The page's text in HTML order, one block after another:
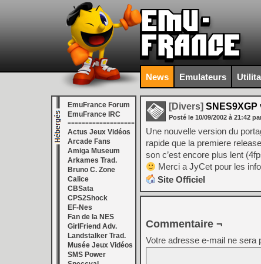
News Emulateurs
EmuFrance Forum
EmuFrance IRC
===================
Actus Jeux Vidéos
Arcade Fans
Amiga Museum
Arkames Trad.
Bruno C. Zone
Calice
CBSata
CPS2Shock
EF-Nes
Fan de la NES
GirlFriend Adv.
Landstalker Trad.
Musée Jeux Vidéos
SMS Power
[Divers] SNES9XGP
Posté le 10/09/2002 à 21:42
Une nouvelle version du
rapide que la premiere
son c’est encore plus lent
Merci a JyCet pour les
Site Officiel
Commentaire ¬
Votre adresse e-mail ne sera